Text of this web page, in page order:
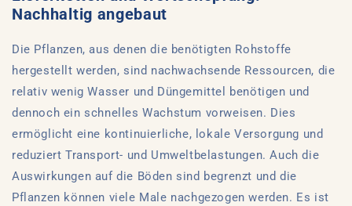
Nachhaltig angebaut
Die Pflanzen, aus denen die benötigten Rohstoffe
hergestellt werden, sind nachwachsende Ressourcen, die
relativ wenig Wasser und Düngemittel benötigen und
dennoch ein schnelles Wachstum vorweisen. Dies
ermöglicht eine kontinuierliche, lokale Versorgung und
reduziert Transport- und Umweltbelastungen. Auch die
Auswirkungen auf die Böden sind begrenzt und die
Pflanzen können viele Male nachgezogen werden. Es ist